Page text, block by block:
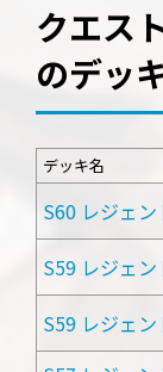
クエス
のデッ
デッキ名
S60 レジェ
S59 レジェ
S59 レジェ